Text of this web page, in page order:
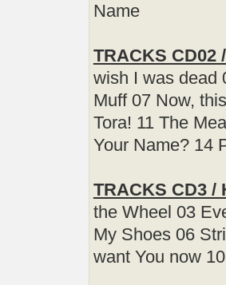
Name
TRACKS CD02
wish I was dead
Muff 07 Now,
Tora! 11 The
Your Name? 14
TRACKS CD3 /
the Wheel 03
My Shoes 06
want You now